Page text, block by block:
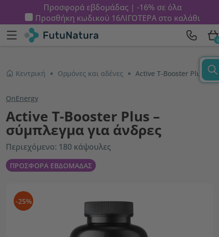
Προσφορά εβδομάδας | -16% σε όλα
Προσθήκη κωδικού 16ΛΙΓΟΤΕΡΑστο καλάθι
0
Κεντρική Ορμόνες και αδένες Active T-Booster Plus – σύμπλεγμα για άνδρες
OnEnergy
Active T-Booster Plus –
σύμπλεγμα για άνδρες
Περιεχόμενο: 180 κάψουλες
ΠΡΟΣΦΟΡΑ ΕΒΔΟΜΑΔΑΣ
-25%